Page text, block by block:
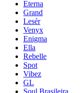
Eterna
Grand
Lesér
Venyx
Enigma
Ella
Rebelle
Spot
Vibez
GL
Soul Brasileira